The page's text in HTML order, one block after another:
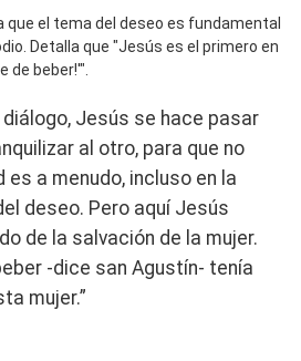
que el tema del deseo es fundamental
Detalla que "Jesús es el primero en
de beber!'".
diálogo, Jesús se hace pasar
al otro, para que no
a menudo, incluso en la
deseo. Pero aquí Jesús
de la salvación de la mujer.
-dice san Agustín- tenía
mujer.”